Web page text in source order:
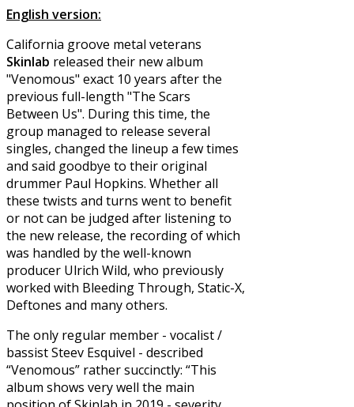
English version:
California groove metal veterans
Skinlab released their new album
"Venomous" exact 10 years after the
previous full-length "The Scars
Between Us". During this time, the
group managed to release several
singles, changed the lineup a few times
and said goodbye to their original
drummer Paul Hopkins. Whether all
these twists and turns went to benefit
or not can be judged after listening to
the new release, the recording of which
was handled by the well-known
producer Ulrich Wild, who previously
worked with Bleeding Through, Static-X,
Deftones and many others.
The only regular member - vocalist /
bassist Steev Esquivel - described
“Venomous” rather succinctly: “This
album shows very well the main